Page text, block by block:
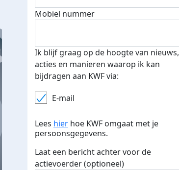
Mobiel nummer
Ik blijf graag op de hoogte van nieuws,
acties en manieren waarop ik kan
bijdragen aan KWF via:
E-mail
Lees hier hoe KWF omgaat met je
persoonsgegevens.
Laat een bericht achter voor de
actievoerder (optioneel)